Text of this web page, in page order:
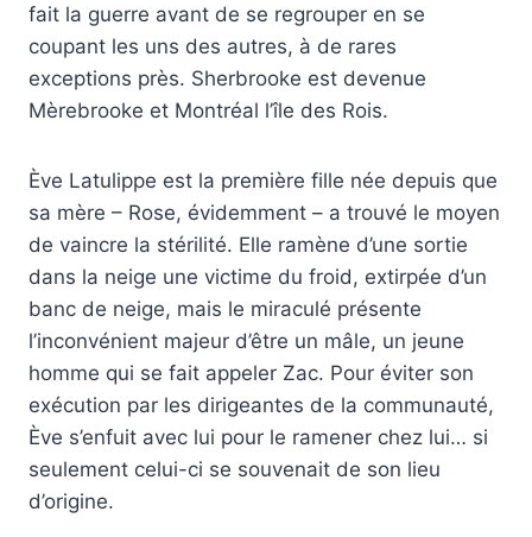
fait la guerre avant de se regrouper en se
coupant les uns des autres, à de rares
exceptions près. Sherbrooke est devenue
Mèrebrooke et Montréal l’île des Rois.
Ève Latulippe est la première fille née depuis que
sa mère – Rose, évidemment – a trouvé le moyen
de vaincre la stérilité. Elle ramène d’une sortie
dans la neige une victime du froid, extirpée d’un
banc de neige, mais le miraculé présente
l’inconvénient majeur d’être un mâle, un jeune
homme qui se fait appeler Zac. Pour éviter son
exécution par les dirigeantes de la communauté,
Ève s’enfuit avec lui pour le ramener chez lui… si
seulement celui-ci se souvenait de son lieu
d’origine.